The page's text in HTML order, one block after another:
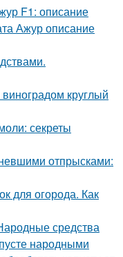
F1: описание
Ажур описание
круглый
секреты
отпрысками:
для огорода. Как
средства
народными